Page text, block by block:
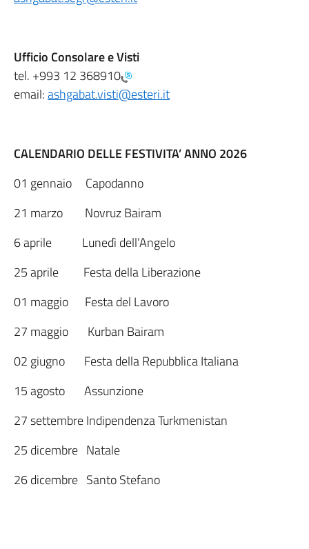
Ufficio Consolare e Visti
tel. +993 12 368910
email:ashgabat.visti@esteri.it
CALENDARIO DELLE FESTIVITA’ ANNO 2026
01 gennaio Capodanno
21 marzo Novruz Bairam
6 aprile Lunedì dell’Angelo
25 aprile Festa della Liberazione
01 maggio Festa del Lavoro
27 maggio Kurban Bairam
02 giugno Festa della Repubblica Italiana
15 agosto Assunzione
27 settembre Indipendenza Turkmenistan
25 dicembre Natale
26 dicembre Santo Stefano